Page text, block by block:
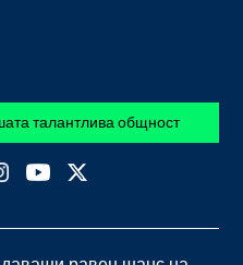
талантлива общност